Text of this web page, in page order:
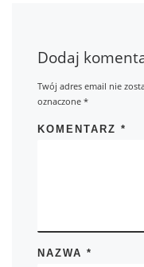
Dodaj
Twój adres email nie
oznaczone*
KOMENTARZ*
NAZWA*